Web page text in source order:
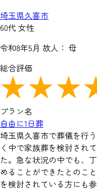
埼玉県久喜市
60代 女性
令和8年5月 故人： 母
総合評価
プラン名
自由に1日葬
埼玉県久喜市で葬儀を行
く中で家族葬を検討され
た。急な状況の中でも、
めることができたとのこ
を検討されている方にも